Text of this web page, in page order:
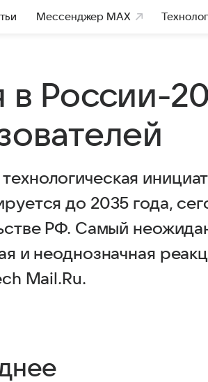
Мессенджер MAX
в России-
до 2035 года,
РФ. Самый
и неоднозначная
Mail.Ru.